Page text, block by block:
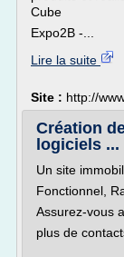
Cube
Expo2B -...
Lire la suite
Site : http://
Création
logiciels ...
Un site
Fonctionnel,
Assurez-vous
plus de